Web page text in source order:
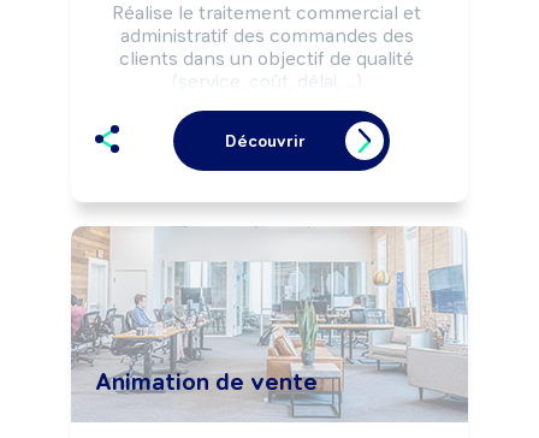
Réalise le traitement commercial et
administratif des commandes des
clients dans un objectif de qualité
(service, coût, délai, ...).
informations techniques sur les
produits/services de l'entreprise.
Peut prospecter la clientèle et vendre
Découvrir
Animation de vente